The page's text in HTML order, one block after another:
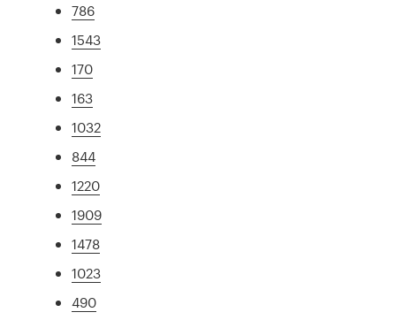
786
1543
170
163
1032
844
1220
1909
1478
1023
490